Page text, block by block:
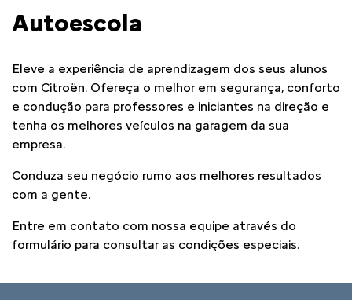
Autoescola
Eleve a experiência de aprendizagem dos seus alunos
com Citroën. Ofereça o melhor em segurança, conforto
e condução para professores e iniciantes na direção e
tenha os melhores veículos na garagem da sua
empresa.
Conduza seu negócio rumo aos melhores resultados
com a gente.
Entre em contato com nossa equipe através do
formulário para consultar as condições especiais.